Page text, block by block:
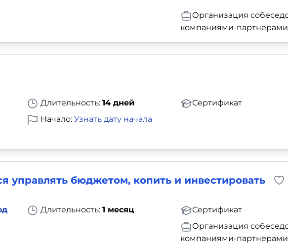
Организация
компаниями-партнерами
Длительность: 14 дней
Сертификат
Начало: Узнать дату начала
управлять бюджетом, копить и инвестировать
Длительность: 1 месяц
Сертификат
Организация
компаниями-партнерами